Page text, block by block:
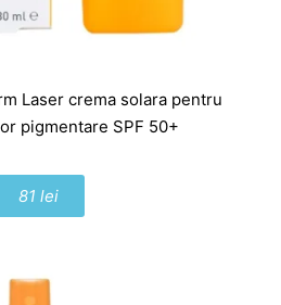
Laser crema solara pentru
pigmentare SPF 50+
81 lei